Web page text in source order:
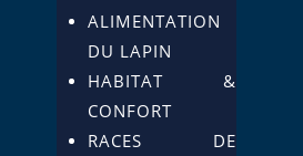
ALIMENTATION
DU LAPIN
HABITAT &
CONFORT
RACES DE